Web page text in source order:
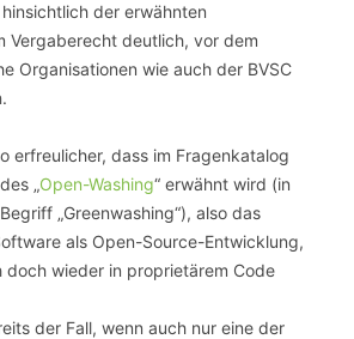
der erwähnten
Vergaberecht deutlich, vor dem
Organisationen wie auch der BVSC
erfreulicher, dass im Fragenkatalog
„Open-Washing“ erwähnt wird (in
„Greenwashing“), also das
als Open-Source-Entwicklung,
doch wieder in proprietärem Code
der Fall, wenn auch nur eine der